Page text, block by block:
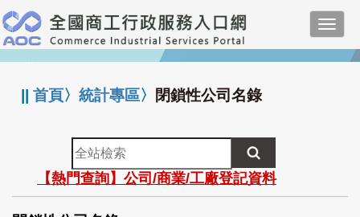
跳
到
主
要
:::
||首頁〉統計專區〉 閉鎖性公司名錄
全
站
檢
索
【熱門查詢】公司/商業/工廠登記資料